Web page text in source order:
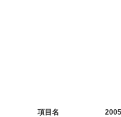
項目名 2005